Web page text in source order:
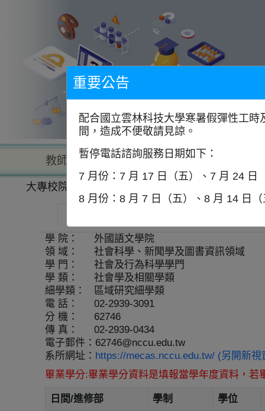
教師查詢 學校查詢
大專校院一覽表
學 院：
外國語文學院
領 域：
社會科學、新聞學及圖書資訊領域
學 門：
社會及行為科學學門
學 類：
社會學及相關學類
細學類：
區域研究細學類
電 話：
02-2939-3091
分 機：
62746
傳 真：
02-2939-0434
電子郵件： 62746@nccu.edu.tw
系所網址： https://mecas.nccu.edu.tw/ (另開新視
畢業學分:畢業學分資料是填報當學年度資料，
日間/進修部 學制 學位
重要公告
配合國立雲林科技大學寒暑假彈性工
間，造成不便敬請見諒。
暫停電話諮詢服務日期如下：
7 月份：7 月 17 日（五）、7 月 24 日
8 月份：8 月 7 日（五）、8 月 14 日（